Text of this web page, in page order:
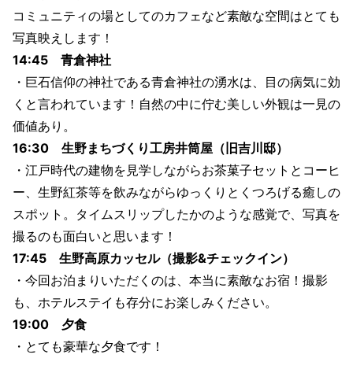
コミュニティの場としてのカフェなど素敵な空間はとても
写真映えします！
14:45 青倉神社
・巨石信仰の神社である青倉神社の湧水は、目の病気に効
くと言われています！自然の中に佇む美しい外観は一見の
価値あり。
16:30 生野まちづくり工房井筒屋（旧吉川邸）
・江戸時代の建物を見学しながらお茶菓子セットとコーヒ
ー、生野紅茶等を飲みながらゆっくりとくつろげる癒しの
スポット。タイムスリップしたかのような感覚で、写真を
撮るのも面白いと思います！
17:45 生野高原カッセル（撮影&チェックイン）
・今回お泊まりいただくのは、本当に素敵なお宿！撮影
も、ホテルステイも存分にお楽しみください。
19:00 夕食
・とても豪華な夕食です！